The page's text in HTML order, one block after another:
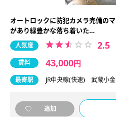
オートロックに防犯カメラ完備の
があり緑豊かな落ち着いた…
人気度 2.5
賃料 43,000円
最寄駅 JR中央線(快速) 武蔵
追加